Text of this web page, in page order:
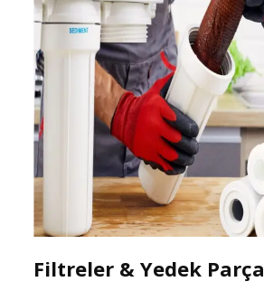
Filtreler & Yedek Parça